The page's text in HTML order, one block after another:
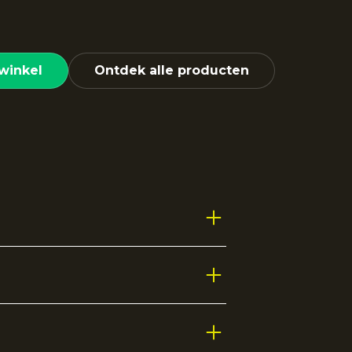
Ontdek alle producten